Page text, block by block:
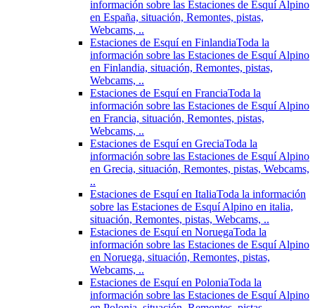
información sobre las Estaciones de Esquí Alpino
en España, situación, Remontes, pistas,
Webcams, ..
Estaciones de Esquí en FinlandiaToda la
información sobre las Estaciones de Esquí Alpino
en Finlandia, situación, Remontes, pistas,
Webcams, ..
Estaciones de Esquí en FranciaToda la
información sobre las Estaciones de Esquí Alpino
en Francia, situación, Remontes, pistas,
Webcams, ..
Estaciones de Esquí en GreciaToda la
información sobre las Estaciones de Esquí Alpino
en Grecia, situación, Remontes, pistas, Webcams,
..
Estaciones de Esquí en ItaliaToda la información
sobre las Estaciones de Esquí Alpino en italia,
situación, Remontes, pistas, Webcams, ..
Estaciones de Esquí en NoruegaToda la
información sobre las Estaciones de Esquí Alpino
en Noruega, situación, Remontes, pistas,
Webcams, ..
Estaciones de Esquí en PoloniaToda la
información sobre las Estaciones de Esquí Alpino